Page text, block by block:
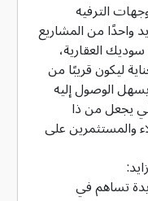
الترفيه
واحدًا من المشاريع
العقارية،
ليكون قريبًا من
الوصول إليه
يجعل من ذا
والمستثمرين على
تساهم في